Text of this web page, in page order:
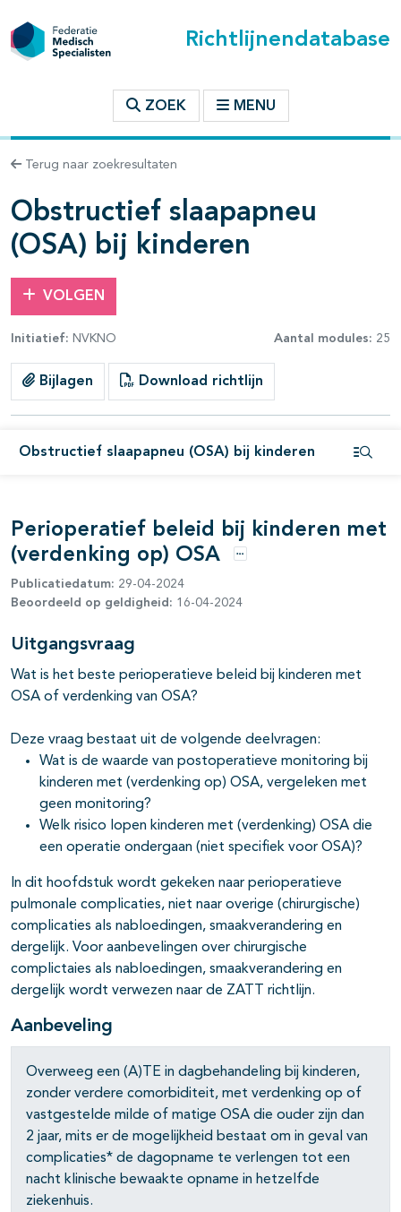
Richtlijnendatabase
ZOEK MENU
Terug naar zoekresultaten
Obstructief slaapapneu
(OSA) bij kinderen
VOLGEN
Initiatief: NVKNO Aantal modules: 25
Bijlagen Download richtlijn
Obstructief slaapapneu (OSA) bij kinderen
binnen deze richtlijn
open- en dichtklappen
open- en dichtklappen
open- en dichtklappen
Perioperatief beleid bij kinderen met
(verdenking op) OSA
Opties
Publicatiedatum: 29-04-2024
Beoordeeld op geldigheid: 16-04-2024
Uitgangsvraag
Wat is het beste perioperatieve beleid bij kinderen met
OSA of verdenking van OSA?
Deze vraag bestaat uit de volgende deelvragen:
Wat is de waarde van postoperatieve monitoring bij
kinderen met (verdenking op) OSA, vergeleken met
geen monitoring?
Welk risico lopen kinderen met (verdenking) OSA die
een operatie ondergaan (niet specifiek voor OSA)?
In dit hoofdstuk wordt gekeken naar perioperatieve
pulmonale complicaties, niet naar overige (chirurgische)
complicaties als nabloedingen, smaakverandering en
dergelijk. Voor aanbevelingen over chirurgische
complictaies als nabloedingen, smaakverandering en
dergelijk wordt verwezen naar de ZATT richtlijn.
Aanbeveling
Overweeg een (A)TE in dagbehandeling bij kinderen,
zonder verdere comorbiditeit, met verdenking op of
vastgestelde milde of matige OSA die ouder zijn dan
2 jaar, mits er de mogelijkheid bestaat om in geval van
complicaties* de dagopname te verlengen tot een
nacht klinische bewaakte opname in hetzelfde
ziekenhuis.